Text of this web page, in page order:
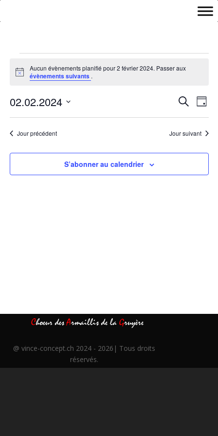
Évènements
for
février
2024
Notice
Aucun évènements planifié pour 2 février 2024. Passer aux
évènements suivants .
et
de
vues
Recherche
de
Jour
02.02.2024
date.Jour précédent Jour suivant
S’abonner au calendrier
Choeur desArmaillis de la Gruyère
@vince-concept.ch 2024 - 2026| Tous droits
réservés.